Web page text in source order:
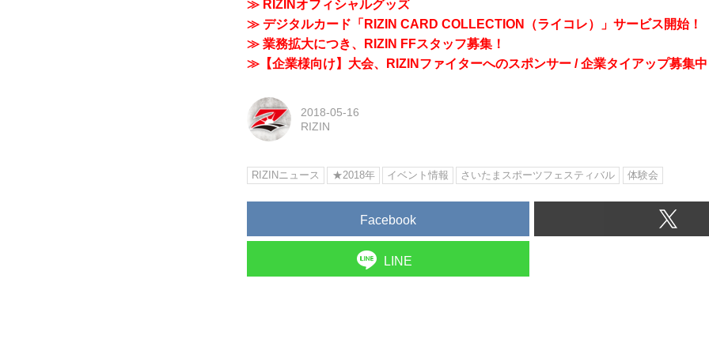
≫ RIZINオフィシャルグッズ
≫ デジタルカード「RIZIN CARD COLLECTION（ライコレ）」サービス開始！
≫ 業務拡大につき、RIZIN FFスタッフ募集！
≫【企業様向け】大会、RIZINファイターへのスポンサー / 企業タイアップ募集
2018-05-16
RIZIN
RIZINニュース ★2018年 イベント情報 さいたまスポーツフェスティバル 体験会
Facebook
LINE